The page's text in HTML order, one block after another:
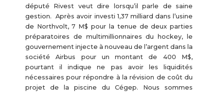
député Rivest veut dire lorsqu’il parle de saine
gestion. Après avoir investi 1,37 milliard dans l’usine
de Northvolt, 7 M$ pour la tenue de deux parties
préparatoires de multimillionnaires du hockey, le
gouvernement injecte à nouveau de l’argent dans la
société Airbus pour un montant de 400 M$,
pourtant il indique ne pas avoir les liquidités
nécessaires pour répondre à la révision de coût du
projet de la piscine du Cégep. Nous sommes